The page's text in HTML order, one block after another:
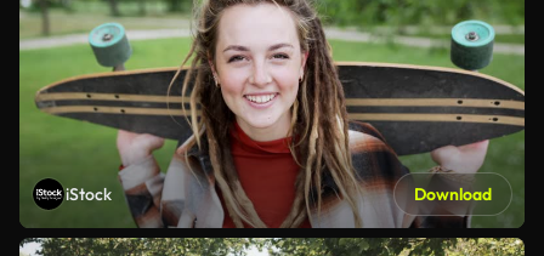
iStock Download